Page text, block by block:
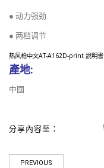
● 动力强劲
● 两档调节
热风枪中文AT-A162D-print 說明書
產地:
中國
分享內容至：
PREVIOUS